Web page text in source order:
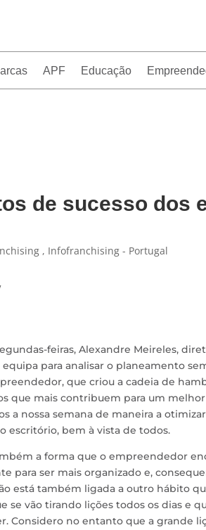
APF Educação
de sucesso dos
, Infofranchising - Portugal
feiras, Alexandre Meireles,
equipa para analisar o planeamento
que criou a cadeia de
que mais contribuem para um
a nossa semana de maneira a
escritório, bem à vista de todos.
a forma que o empreendedor
para ser mais organizado e,
está também ligada a outro hábito
se vão tirando lições todos os dias e
Considero no entanto que a grande